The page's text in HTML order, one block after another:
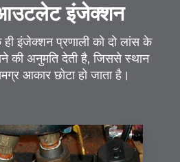
इंजेक्शन
ही इंजेक्शन प्रणाली को दो लांस के
की अनुमति देती है, जिससे स्थान
आकार छोटा हो जाता है।